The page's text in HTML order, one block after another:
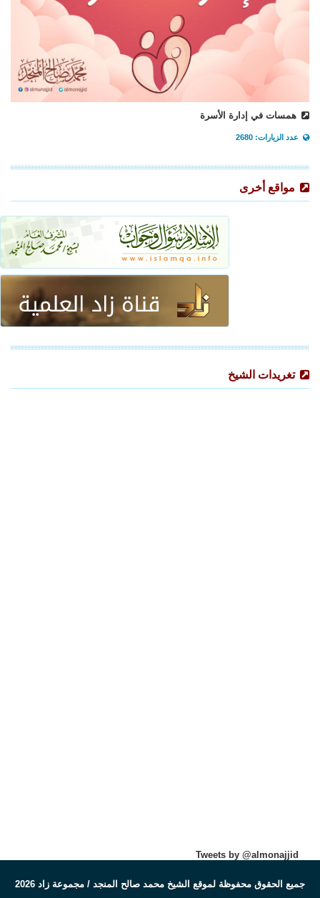
همسات في إدارة الأسرة
عدد الزيارات: 2680
مواقع أخرى
تغريدات الشيخ
Tweets by @almonajjid
جميع الحقوق محفوظة لموقع الشيخ محمد صالح المنجد / مجموعة زاد 2026